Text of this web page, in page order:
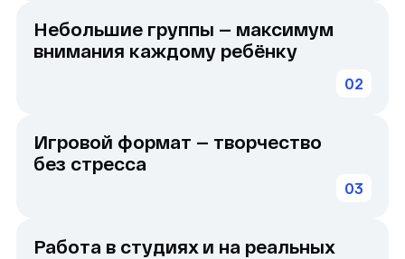
артистов и блогеров
Михаил Фаворский